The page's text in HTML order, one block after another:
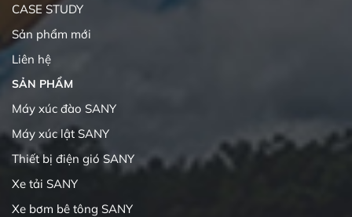
CASE STUDY
Sản phẩm mới
Liên hệ
SẢN PHẨM
Máy xúc đào SANY
Máy xúc lật SANY
Thiết bị điện gió SANY
Xe tải SANY
Xe bơm bê tông SANY